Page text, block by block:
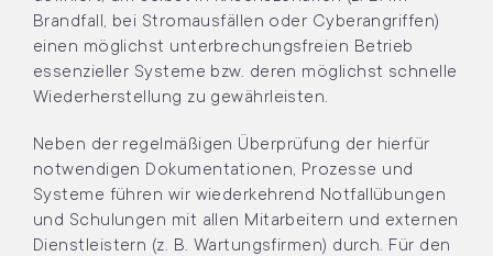
Brandfall, bei Stromausfällen oder Cyberangriffen)
einen möglichst unterbrechungsfreien Betrieb
essenzieller Systeme bzw. deren möglichst schnelle
Wiederherstellung zu gewährleisten.
Neben der regelmäßigen Überprüfung der hierfür
notwendigen Dokumentationen, Prozesse und
Systeme führen wir wiederkehrend Notfallübungen
und Schulungen mit allen Mitarbeitern und externen
Dienstleistern (z. B. Wartungsfirmen) durch. Für den